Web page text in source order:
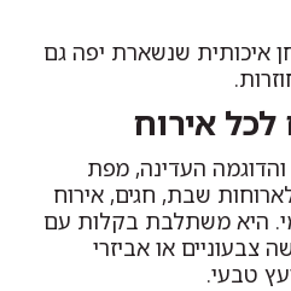
איכותית שנשארת יפה גם
אירוח
והדוגמה העדינה, מפת
שבת, חגים, אירוח
היא משתלבת בקלות עם
צבעוניים או אביזרי
טבעי.